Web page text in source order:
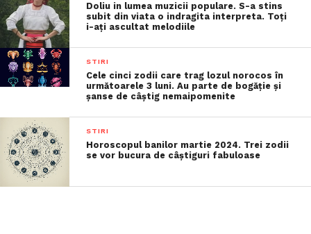
Doliu in lumea muzicii populare. S-a stins
subit din viata o indragita interpreta. Toți
i-ați ascultat melodiile
STIRI
Cele cinci zodii care trag lozul norocos în
următoarele 3 luni. Au parte de bogăție și
șanse de câștig nemaipomenite
STIRI
Horoscopul banilor martie 2024. Trei zodii
se vor bucura de câștiguri fabuloase